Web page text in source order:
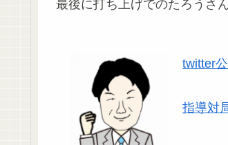
最後に打ち上げでのたろうさ
twitter
指導対